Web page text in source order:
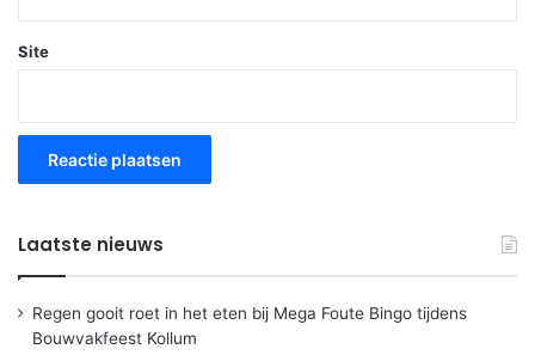
Site
Laatste nieuws
Regen gooit roet in het eten bij Mega Foute Bingo tijdens
Bouwvakfeest Kollum